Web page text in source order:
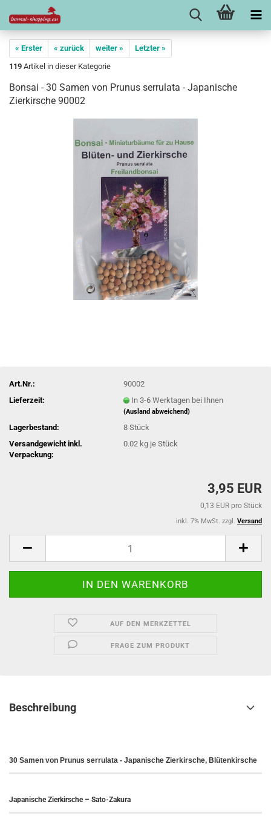
« Erster « zurück weiter »
Letzter »
119 Artikel in dieser Kategorie
Bonsai - 30 Samen von Prunus serrulata - Japanische
Zierkirsche 90002
Art.Nr.:
90002
Lieferzeit:
In 3-6 Werktagen bei Ihnen
(Ausland abweichend)
Lagerbestand: 8Stück
Versandgewicht inkl.
Verpackung:
0.02 kg je Stück
3,95 EUR
0,13 EUR pro Stück
inkl. 7% MwSt. zzgl. Versand
AUF DEN MERKZETTEL
FRAGE ZUM PRODUKT
Beschreibung
30 Samen von Prunus serrulata - Japanische Zierkirsche, Blütenkirsche
Japanische Zierkirsche – Sato-Zakura